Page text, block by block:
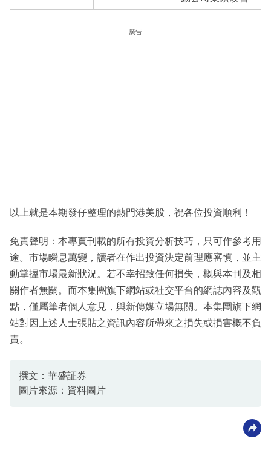
廣告
以上就是本期發仔整理的熱門港美股，祝各位投資順利！
免責聲明：本專頁刊載的所有投資分析技巧，只可作參考用
途。市場瞬息萬變，讀者在作出投資決定前理應審慎，並主
動掌握市場最新狀況。若不幸招致任何損失，概與本刊及相
關作者無關。而本集團旗下網站或社交平台的網誌內容及觀
點，僅屬筆者個人意見，與新傳媒立場無關。本集團旗下網
站對因上述人士張貼之資訊內容所帶來之損失或損害概不負
責。
撰文：華盛証券
圖片來源：資料圖片